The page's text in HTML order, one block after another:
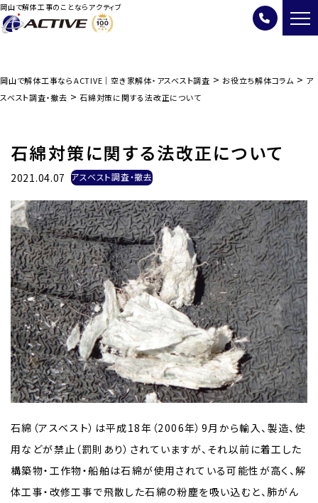
岡山で解体工事のことならアクティブ
岡山で解体工事ならACTIVE｜空き家解体・アスベスト調査 > お役立ち解体コラム > ア
スベスト調査・撤去 > 石綿対策に関する法改正について
石綿対策に関する法改正について
2021.04.07 アスベスト調査・撤去
石綿（アスベスト）は平成18年（2006年）9月から輸入、製造、使
用などが禁止（罰則あり）されていますが、それ以前に着工した
構築物・工作物・船舶は石綿が使用されている可能性が高く、解
体工事・改修工事で飛散した石綿の粉塵を吸い込むと、肺がん